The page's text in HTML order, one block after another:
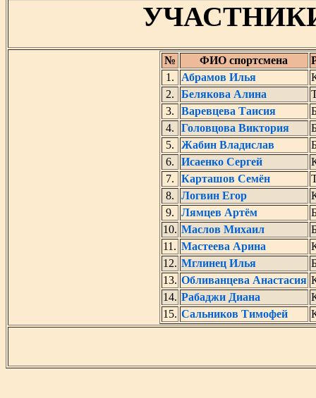
№ ФИО спортсмена
1.
Абрамов Илья
2.
Белякова Алина
3.
Варевцева Таисия
4.
Головцова Виктория
5.
Жабин Владислав
6.
Исаенко Сергей
7.
Карташов Семён
8.
Логвин Егор
9.
Лямцев Артём
10. Маслов Михаил
11. Мастеева Арина
12. Мглинец Илья
13. Обливанцева Анастасия
14. Рабаджи Диана
15. Сальников Тимофей